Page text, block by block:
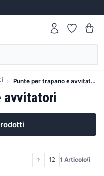
Punte per trapano e avvitatori
avvitatori
1 Articolo/i